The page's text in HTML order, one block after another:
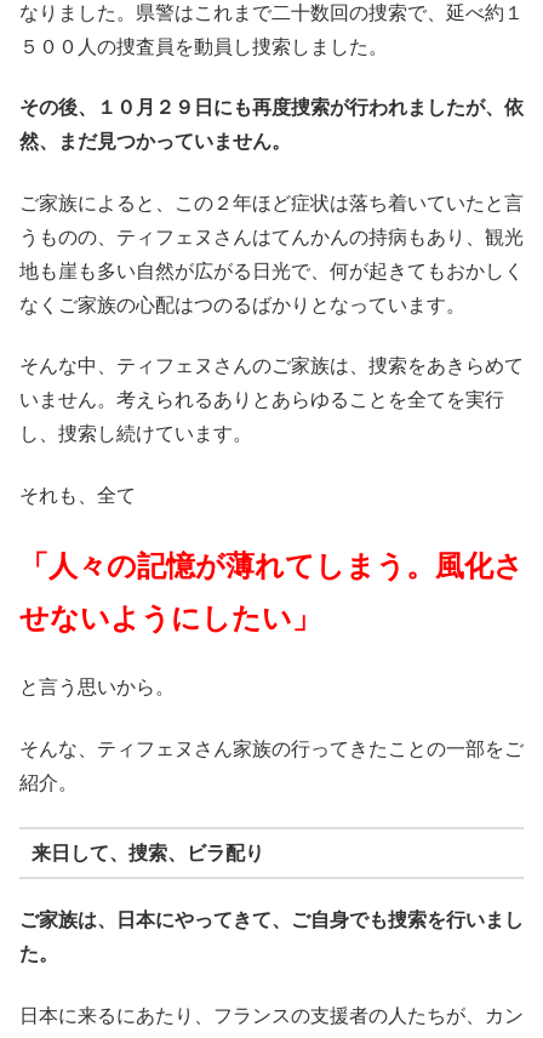
なりました。県警はこれまで二十数回の捜索で、延べ約１
５００人の捜査員を動員し捜索しました。
その後、１０月２９日にも再度捜索が行われましたが、依
然、まだ見つかっていません。
ご家族によると、この２年ほど症状は落ち着いていたと言
うものの、ティフェヌさんはてんかんの持病もあり、観光
地も崖も多い自然が広がる日光で、何が起きてもおかしく
なくご家族の心配はつのるばかりとなっています。
そんな中、ティフェヌさんのご家族は、捜索をあきらめて
いません。考えられるありとあらゆることを全てを実行
し、捜索し続けています。
それも、全て
「人々の記憶が薄れてしまう。風化さ
せないようにしたい」
と言う思いから。
そんな、ティフェヌさん家族の行ってきたことの一部をご
紹介。
来日して、捜索、ビラ配り
ご家族は、日本にやってきて、ご自身でも捜索を行いまし
た。
日本に来るにあたり、フランスの支援者の人たちが、カン